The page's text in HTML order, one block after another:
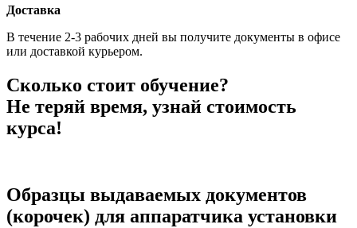
Доставка
В течение 2-3 рабочих дней вы получите документы в офисе
или доставкой курьером.
Сколько стоит обучение?
Не теряй время, узнай стоимость
курса!
Образцы выдаваемых документов
(корочек) для аппаратчика установки